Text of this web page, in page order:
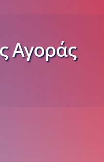
Αγοράς